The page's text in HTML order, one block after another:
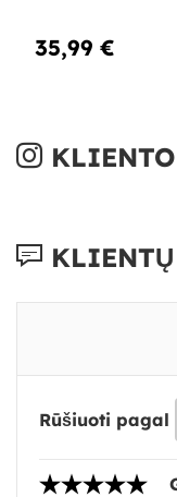
35,99 €
Rūšiuoti pagal